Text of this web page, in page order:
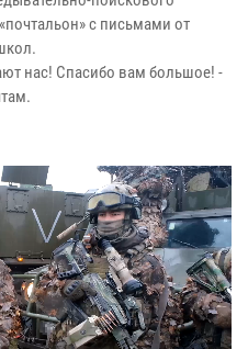
с письмами от
нас! Спасибо вам большое! -